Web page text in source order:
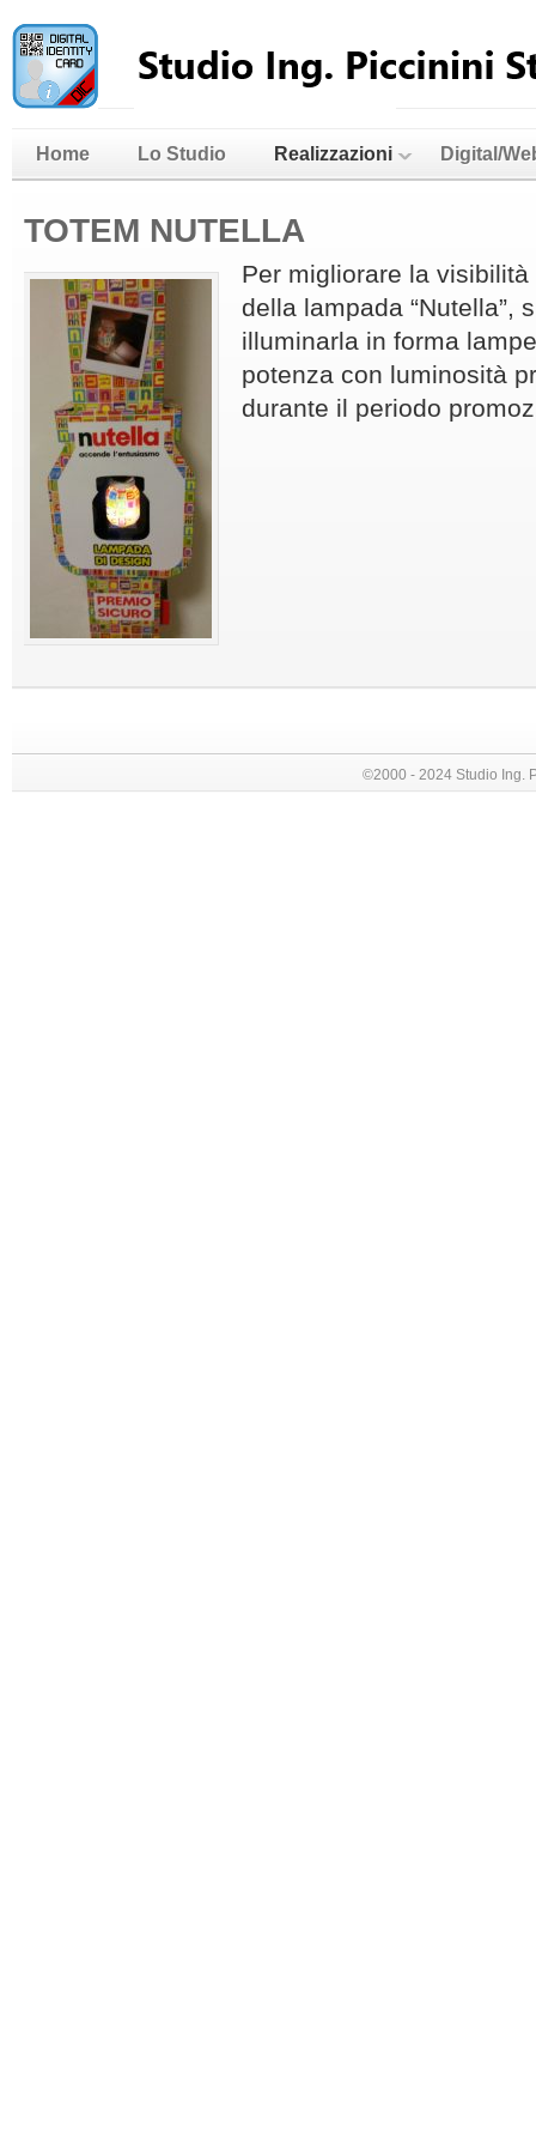
Home Lo Studio Realizzazioni Digital/
TOTEM NUTELLA
Per migliorare la
della lampada “Nutella”,
illuminarla in forma
potenza con luminosità
durante il periodo
©2000 - 2024 Studio Ing.